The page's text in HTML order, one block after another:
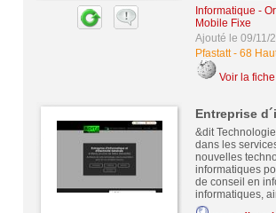
Informatique -
Mobile Fixe
Ajouté le 09/11/
Pfastatt- 68
Voir la fiche
Entreprise
&dit
dans les
nouvelles
informatiques
de conseil en
informatiques,